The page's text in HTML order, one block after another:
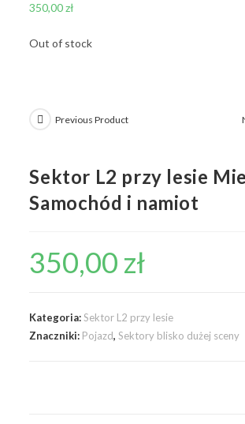
350,00zł
Out of stock
Previous Product
Sektor L2 przy lesie
Samochód i namiot
350,00 zł
Kategoria:Sektor L2 przy lesie
Znaczniki: Pojazd,Sektory blisko dużej sceny